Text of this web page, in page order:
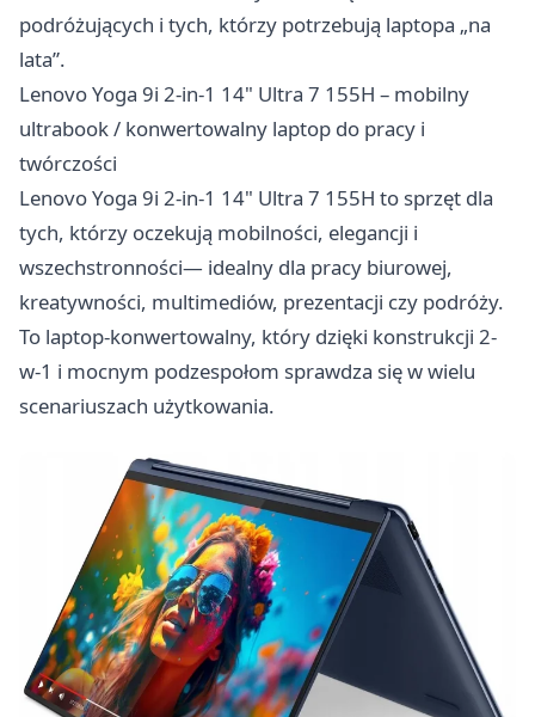
podróżujących i tych, którzy potrzebują laptopa „na
lata”.
Lenovo Yoga 9i 2-in-1 14" Ultra 7 155H – mobilny
ultrabook / konwertowalny laptop do pracy i
twórczości
Lenovo Yoga 9i 2-in-1 14" Ultra 7 155H to sprzęt dla
tych, którzy oczekują mobilności, elegancji i
wszechstronności— idealny dla pracy biurowej,
kreatywności, multimediów, prezentacji czy podróży.
To laptop-konwertowalny, który dzięki konstrukcji 2-
w-1 i mocnym podzespołom sprawdza się w wielu
scenariuszach użytkowania.